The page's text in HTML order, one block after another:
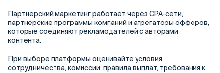
Партнерский маркетинг работает через CPA-сети,
партнерские программы компаний и агрегаторы офферов,
которые соединяют рекламодателей с авторами
контента.
При выборе платформы оценивайте условия
сотрудничества, комиссии, правила выплат, требования к